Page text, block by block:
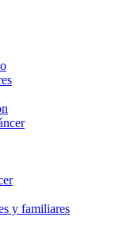
y familiares